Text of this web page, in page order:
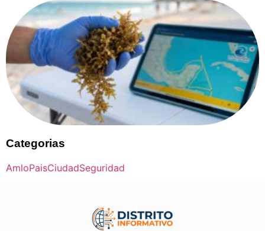
Categorias
AmloPaisCiudadSeguridad